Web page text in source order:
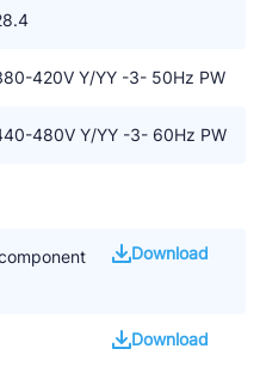
zuigercompressoren
(to < -15 °C)
bedrijfskosten
en frequentie voor zoveel
420V Y/YY -3- 50Hz PW
480V Y/YY -3- 60Hz PW
Download
Download